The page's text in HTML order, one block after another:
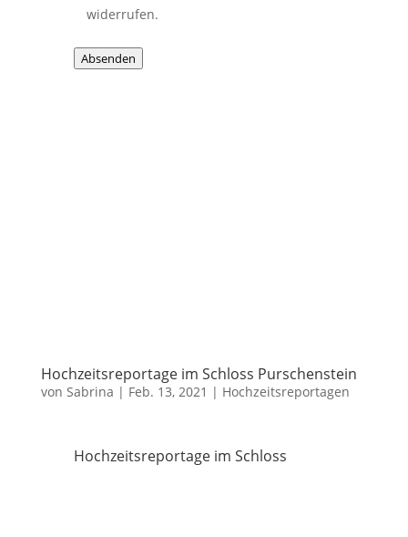
widerrufen.
Absenden
Hochzeitsreportage im Schloss Purschenstein
von Sabrina | Feb. 13, 2021 | Hochzeitsreportagen
Hochzeitsreportage im Schloss